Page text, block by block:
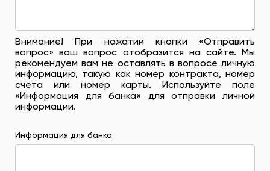
Внимание! При нажатии кнопки «Отправить
вопрос» ваш вопрос отобразится на сайте. Мы
рекомендуем вам не оставлять в вопросе личную
информацию, такую ​​как номер контракта, номер
счета или номер карты. Используйте поле
«Информация для банка» для отправки личной
информации.
Информация для банка